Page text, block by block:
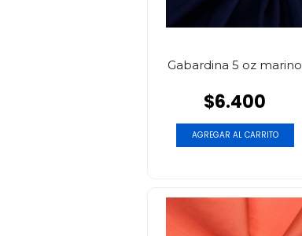
Gabardina 5 oz marino
$6.400
AGREGAR AL CARRITO